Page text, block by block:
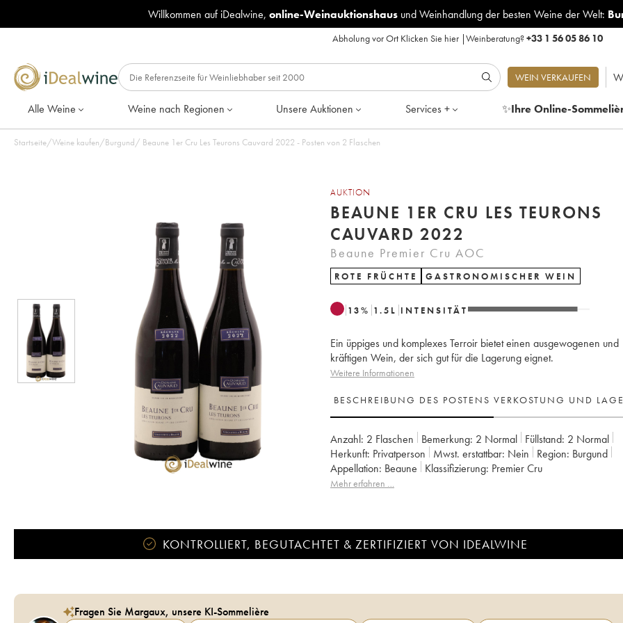
Willkommen auf iDealwine, online-Weinauktionshausund Weinhandlung der besten Weine der Welt:
Abholung vor Ort Klicken Sie hier|Weinberatung?+33 1 56 05 86 10
WEIN VERKAUFEN
Alle Weine Weine nach Regionen Unsere Auktionen Services + ✨Ihre Online-
Startseite/Weine kaufen/Burgund/ Beaune 1er Cru Les Teurons Cauvard 2022 - Posten von 2 Flaschen
AUKTION
BEAUNE 1ER CRU LES TEURONS
CAUVARD 2022
Beaune Premier Cru AOC
ROTE FRÜCHTE GASTRONOMISCHER WEIN
13% 1.5 L INTENSITÄT
Ein üppiges und komplexes Terroir bietet einen ausgewogenen und
kräftigen Wein, der sich gut für die Lagerung eignet.
Weitere Informationen
BESCHREIBUNG DES POSTENS VERKOSTUNG UND
Anzahl: 2 Flaschen Bemerkung: 2 Normal Füllstand: 2 Normal
Herkunft:
privatperson Mwst. erstattbar: nein Region:
Burgund
Appellation:
Beaune Klassifizierung: Premier Cru
Mehr erfahren …
KONTROLLIERT, BEGUTACHTET & ZERTIFIZIERT VON IDEALWINE
Fragen Sie Margaux, unsere KI-Sommelière